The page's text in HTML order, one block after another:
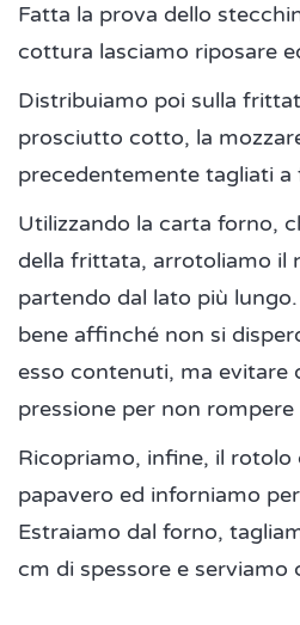
Fatta la prova dello
cottura lasciamo riposare
Distribuiamo poi sulla
prosciutto cotto, la
precedentemente tagliati a
Utilizzando la carta forno,
della frittata, arrotoliamo il
partendo dal lato più
bene affinché non si
esso contenuti, ma evitare
pressione per non
Ricopriamo, infine, il rotolo
papavero ed inforniamo
Estraiamo dal forno,
cm di spessore e serviamo